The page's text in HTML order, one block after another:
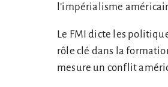
l’impérialisme
Le FMI dicte les
rôle clé dans la
mesure un conflit